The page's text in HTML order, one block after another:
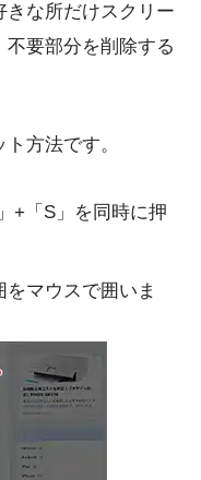
きな所だけスクリー
要部分を削除する
方法です。
+「S」を同時に押
マウスで囲いま